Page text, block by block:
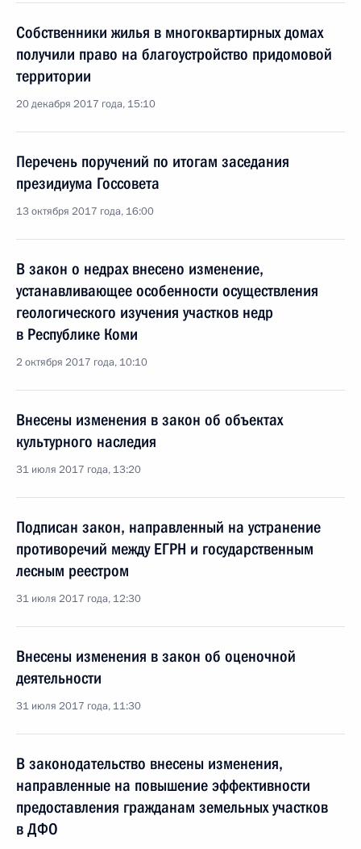
Собственники жилья в многоквартирных домах
получили право на благоустройство придомовой
территории
20 декабря 2017 года, 15:10
Перечень поручений по итогам заседания
президиума Госсовета
13 октября 2017 года, 16:00
В закон о недрах внесено изменение,
устанавливающее особенности осуществления
геологического изучения участков недр
в Республике Коми
2 октября 2017 года, 10:10
Внесены изменения в закон об объектах
культурного наследия
31 июля 2017 года, 13:20
Подписан закон, направленный на устранение
противоречий между ЕГРН и государственным
лесным реестром
31 июля 2017 года, 12:30
Внесены изменения в закон об оценочной
деятельности
31 июля 2017 года, 11:30
В законодательство внесены изменения,
направленные на повышение эффективности
предоставления гражданам земельных участков
в ДФО